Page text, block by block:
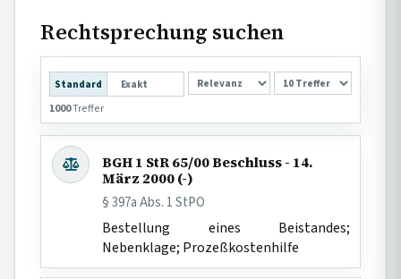
Rechtsprechung suchen
Standard Exakt
SORTIERUNG
1000Treffer
BGH 1 StR 65/00 Beschluss - 14.
März 2000 (-)
§ 397a Abs. 1 StPO
Bestellung eines Beistandes;
Nebenklage; Prozeßkostenhilfe